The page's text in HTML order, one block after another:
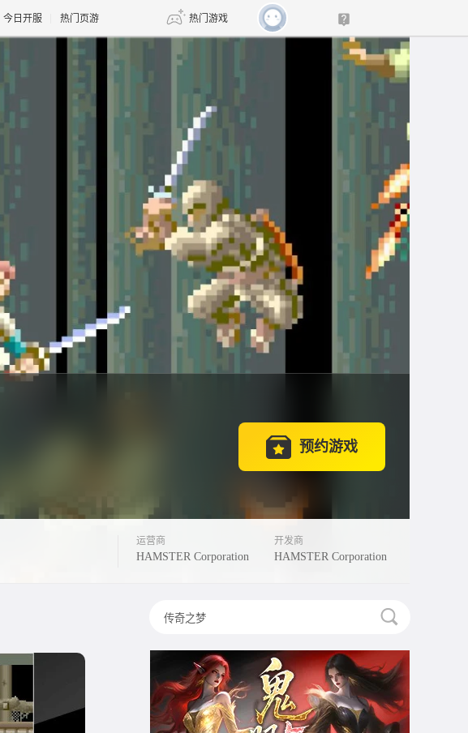
今日开服 热门页游 热门游戏
传奇4
天堂
王权与自由 诛仙世界 新仙侠5
预约游戏
运营商
HAMSTER Corporation
开发商
HAMSTER Corporation